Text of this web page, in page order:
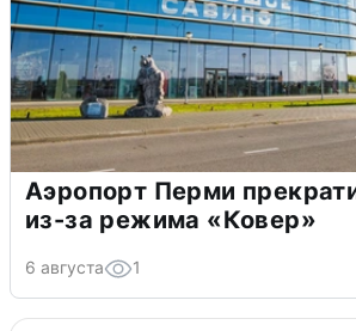
Аэропорт Перми
из-за режима «Ковер»
6 августа 1